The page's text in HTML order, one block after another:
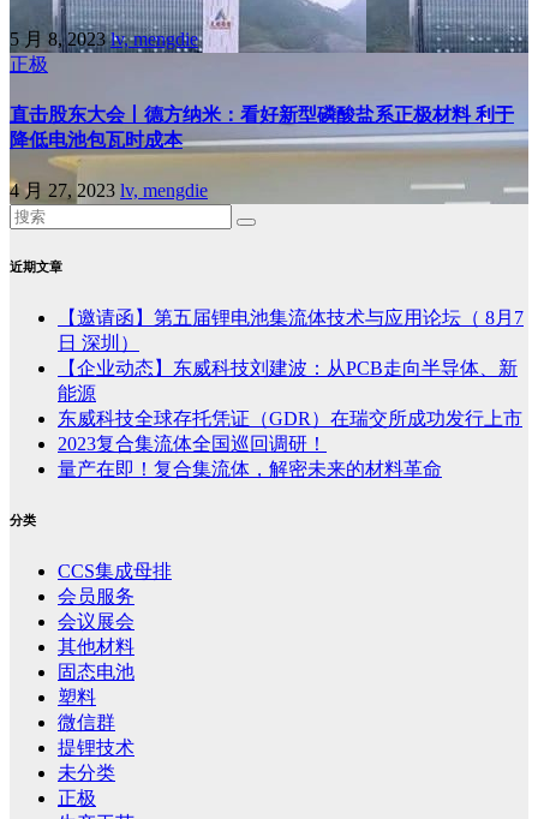
5 月 8, 2023lv, mengdie
正极
直击股东大会丨德方纳米：看好新型磷酸盐系正极材料 利于
降低电池包瓦时成本
4 月 27, 2023 lv, mengdie
近期文章
【邀请函】第五届锂电池集流体技术与应用论坛（ 8月7
日 深圳）
【企业动态】东威科技刘建波：从PCB走向半导体、新
能源
东威科技全球存托凭证（GDR）在瑞交所成功发行上市
2023复合集流体全国巡回调研！
量产在即！复合集流体，解密未来的材料革命
分类
CCS集成母排
会员服务
会议展会
其他材料
固态电池
塑料
微信群
提锂技术
未分类
正极